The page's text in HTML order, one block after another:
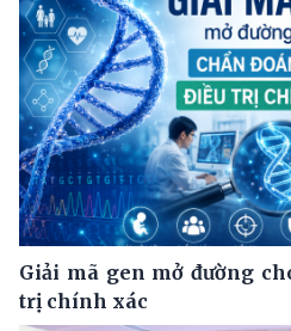
Giải mã gen mở đường
trị chính xác